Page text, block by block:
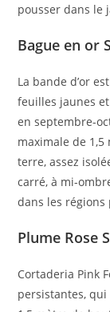
pousser dans le
Bague en or
La bande d’or
feuilles jaunes
en septembre-
maximale de
terre, assez
carré, à mi-
dans les
Plume Rose
Cortaderia Pink
persistantes,